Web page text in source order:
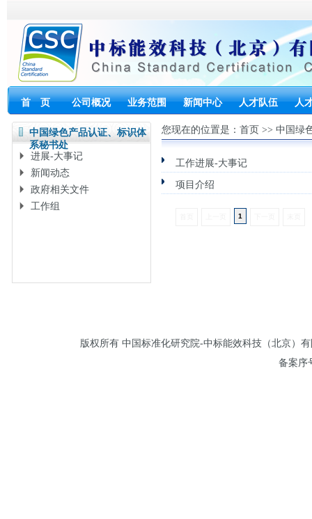
首 页 公司概况 业务范围 新闻中心 人才队伍 人
中国绿色产品认证、标识体
系秘书处
进展-大事记
新闻动态
政府相关文件
工作组
您现在的位置是： 首页 >> 中国绿
工作进展-大事记
项目介绍
1
版权所有 中国标准化研究院-中标能效科技（北京）
备案序